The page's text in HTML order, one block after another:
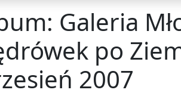
Galeria
po
2007